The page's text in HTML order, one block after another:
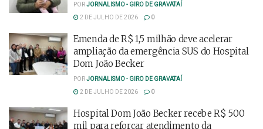
PORJORNALISMO - GIRO DE GRAVATAÍ
2 DE JULHO DE 2026
0
Emenda de R$ 1,5 milhão deve acelerar
ampliação da emergência SUS do Hospital
Dom João Becker
PORJORNALISMO - GIRO DE GRAVATAÍ
2 DE JULHO DE 2026
0
Hospital Dom João Becker recebe R$ 500
mil para reforçar atendimento da